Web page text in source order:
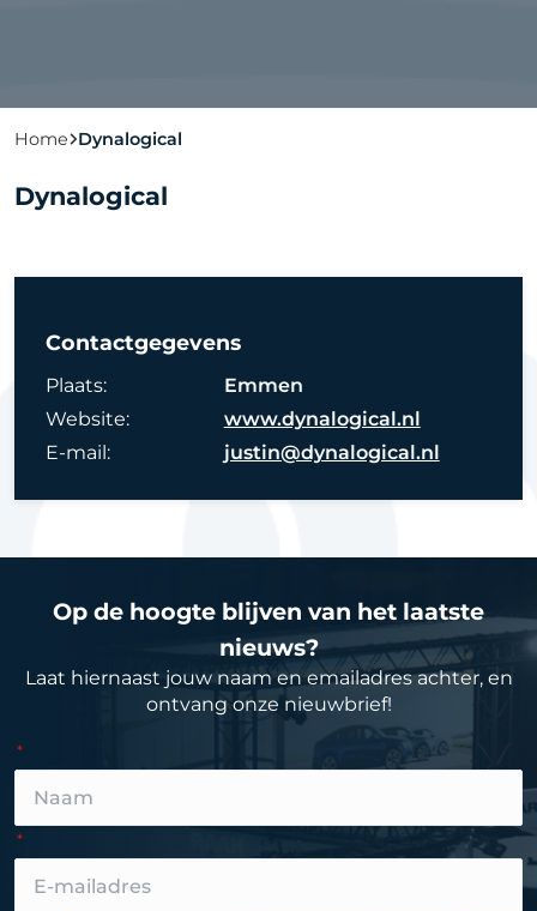
Home Dynalogical
Dynalogical
Contactgegevens
Plaats:
Emmen
Website:
www.dynalogical.nl
E-mail:
justin@dynalogical.nl
Op de hoogte blijven van het laatste
nieuws?
Laat hiernaast jouw naam en emailadres achter, en
ontvang onze nieuwbrief!